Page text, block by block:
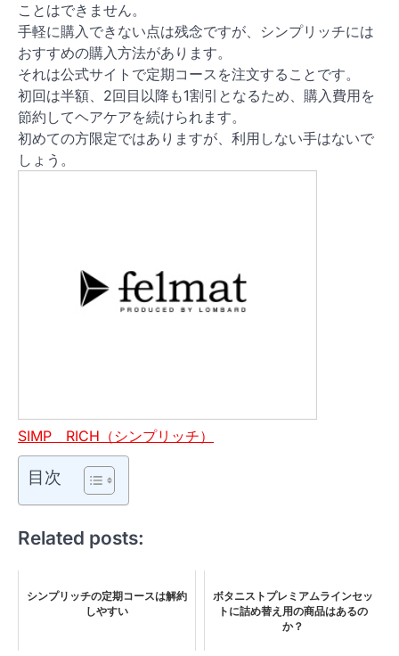
ことはできません。
手軽に購入できない点は残念ですが、シンプリッチには
おすすめの購入方法があります。
それは公式サイトで定期コースを注文することです。
初回は半額、2回目以降も1割引となるため、購入費用を
節約してヘアケアを続けられます。
初めての方限定ではありますが、利用しない手はないで
しょう。
SIMP RICH（シンプリッチ）
目次
Related posts:
シンプリッチの定期コースは解約
しやすい
ボタニストプレミアムラインセッ
トに詰め替え用の商品はあるの
か？